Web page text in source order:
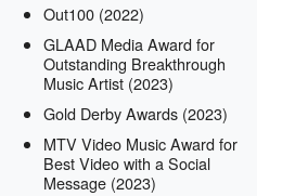
Out100 (2022)
GLAAD Media Award for
Outstanding Breakthrough
Music Artist (2023)
Gold Derby Awards (2023)
MTV Video Music Award for
Best Video with a Social
Message (2023)